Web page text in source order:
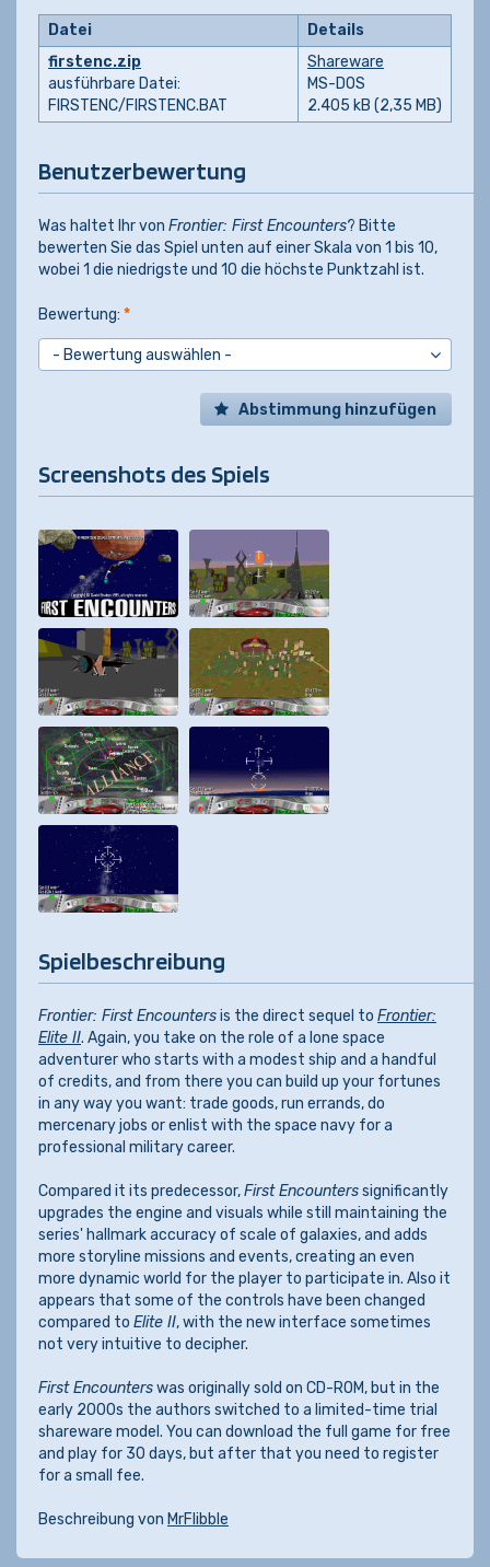
Datei
Details
firstenc.zip
ausführbare Datei:
FIRSTENC/FIRSTENC.BAT
Shareware
MS-DOS
2.405 kB (2,35 MB)
Benutzerbewertung
Was haltet Ihr von Frontier: First Encounters? Bitte
bewerten Sie das Spiel unten auf einer Skala von 1 bis 10,
wobei 1 die niedrigste und 10 die höchste Punktzahl ist.
Bewertung: *
Abstimmung hinzufügen
Screenshots des Spiels
Spielbeschreibung
Frontier: First Encountersis the direct sequel to Frontier:
Elite II. Again, you take on the role of a lone space
adventurer who starts with a modest ship and a handful
of credits, and from there you can build up your fortunes
in any way you want: trade goods, run errands, do
mercenary jobs or enlist with the space navy for a
professional military career.
Compared it its predecessor,First Encounterssignificantly
upgrades the engine and visuals while still maintaining the
series' hallmark accuracy of scale of galaxies, and adds
more storyline missions and events, creating an even
more dynamic world for the player to participate in. Also it
appears that some of the controls have been changed
compared to Elite II, with the new interface sometimes
not very intuitive to decipher.
First Encounterswas originally sold on CD-ROM, but in the
early 2000s the authors switched to a limited-time trial
shareware model. You can download the full game for free
and play for 30 days, but after that you need to register
for a small fee.
Beschreibung von MrFlibble